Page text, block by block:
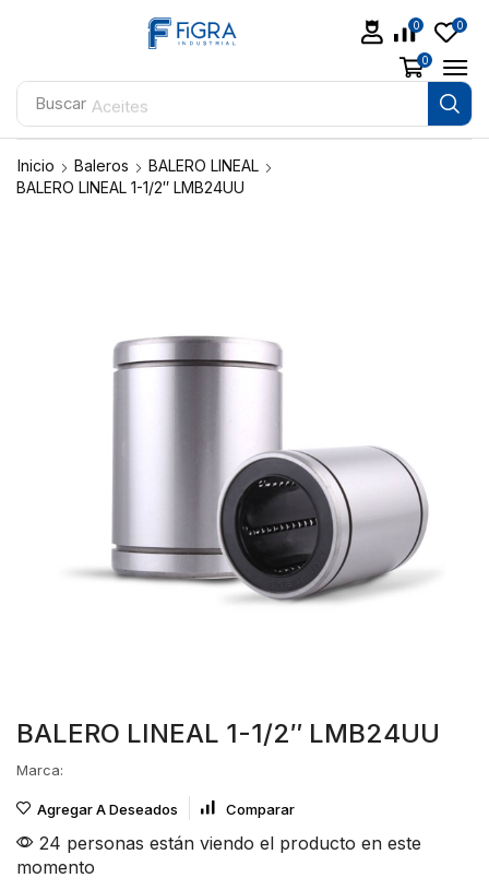
Buscar Aceites
0 0
0
Inicio Baleros
BALERO LINEAL
BALERO LINEAL 1-1/2″ LMB24UU
BALERO LINEAL 1-1/2″ LMB24UU
Marca:
Agregar A Deseados Comparar
24 personas están viendo el producto en este
momento